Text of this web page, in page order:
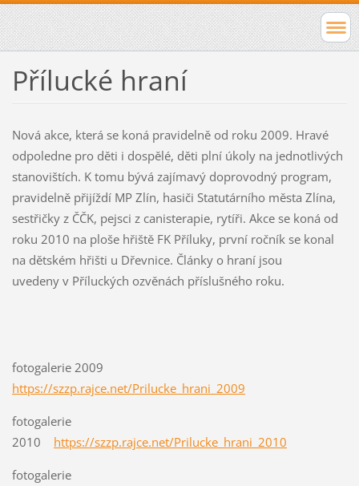
Přílucké hraní
Nová akce, která se koná pravidelně od roku 2009. Hravé
odpoledne pro děti i dospělé, děti plní úkoly na jednotlivých
stanovištích. K tomu bývá zajímavý doprovodný program,
pravidelně přijíždí MP Zlín, hasiči Statutárního města Zlína,
sestřičky z ČČK, pejsci z canisterapie, rytíři. Akce se koná od
roku 2010 na ploše hřiště FK Příluky, první ročník se konal
na dětském hřišti u Dřevnice. Články o hraní jsou
uvedeny v Příluckých ozvěnách příslušného roku.
fotogalerie 2009
https://szzp.rajce.net/Prilucke_hrani_2009
fotogalerie
2010 https://szzp.rajce.net/Prilucke_hrani_2010
fotogalerie